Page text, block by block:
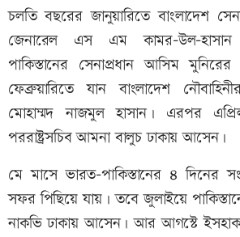
চলতি বছরের জানুয়ারিতে বাংলাদেশ
জেনারেল এস এম কামর–উল–হাসান
পাকিস্তানের সেনাপ্রধান আসিম
ফেব্রুয়ারিতে যান বাংলাদেশ
মোহাম্মদ নাজমুল হাসান। এরপর
পররাষ্ট্রসচিব আমনা বালুচ ঢাকায় আসেন।
মে মাসে ভারত–পাকিস্তানের ৪ দিনের
সফর পিছিয়ে যায়। তবে জুলাইয়ে পাকিস্তানের
নাকভি ঢাকায় আসেন। আর আগস্টে